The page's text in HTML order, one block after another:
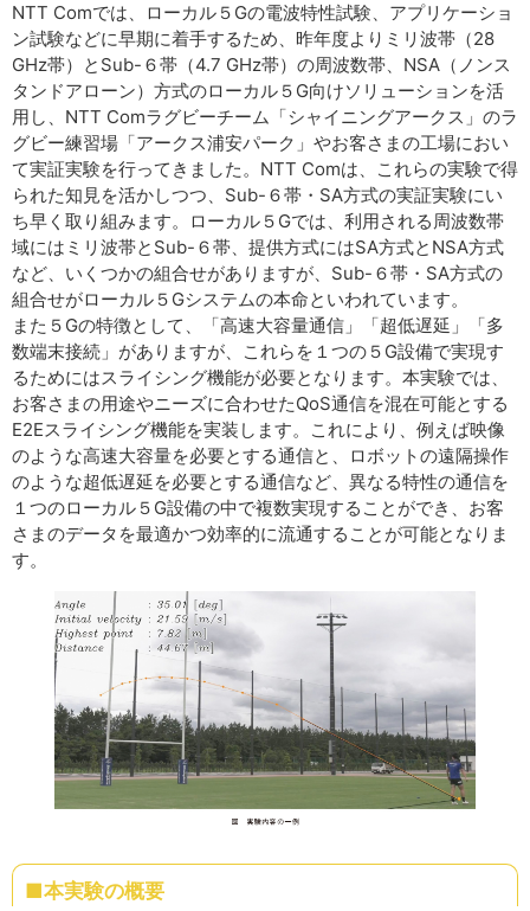
NTT Comでは、ローカル５Gの電波特性試験、アプリケーショ
ン試験などに早期に着手するため、昨年度よりミリ波帯（28
GHz帯）とSub-６帯（4.7 GHz帯）の周波数帯、NSA（ノンス
タンドアローン）方式のローカル５G向けソリューションを活
用し、NTT Comラグビーチーム「シャイニングアークス」のラ
グビー練習場「アークス浦安パーク」やお客さまの工場におい
て実証実験を行ってきました。NTT Comは、これらの実験で得
られた知見を活かしつつ、Sub-６帯・SA方式の実証実験にい
ち早く取り組みます。ローカル５Gでは、利用される周波数帯
域にはミリ波帯とSub-６帯、提供方式にはSA方式とNSA方式
など、いくつかの組合せがありますが、Sub-６帯・SA方式の
組合せがローカル５Gシステムの本命といわれています。
また５Gの特徴として、「高速大容量通信」「超低遅延」「多
数端末接続」がありますが、これらを１つの５G設備で実現す
るためにはスライシング機能が必要となります。本実験では、
お客さまの用途やニーズに合わせたQoS通信を混在可能とする
E2Eスライシング機能を実装します。これにより、例えば映像
のような高速大容量を必要とする通信と、ロボットの遠隔操作
のような超低遅延を必要とする通信など、異なる特性の通信を
１つのローカル５G設備の中で複数実現することができ、お客
さまのデータを最適かつ効率的に流通することが可能となりま
す。
■本実験の概要